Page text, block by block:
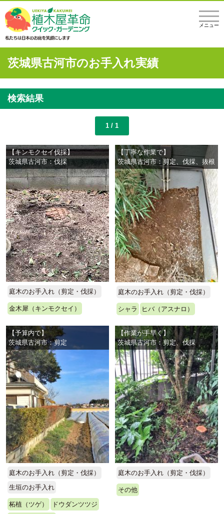
メニュー
茨城県古河市のお手入れ実績
検索結果
1 / 1
【キンモクセイ伐採】
茨城県古河市：伐採
庭木のお手入れ（剪定・伐採）
金木犀（キンモクセイ）
【丁寧な作業で】
茨城県古河市：剪定、伐採、抜根
庭木のお手入れ（剪定・伐採）
シャラ ヒバ（アスナロ）
【予算内で】
茨城県古河市：剪定
庭木のお手入れ（剪定・伐採）
生垣のお手入れ
柘植（ツゲ）
ドウダンツツジ
【作業が手早く】
茨城県古河市：剪定、伐採
庭木のお手入れ（剪定・伐採）
その他